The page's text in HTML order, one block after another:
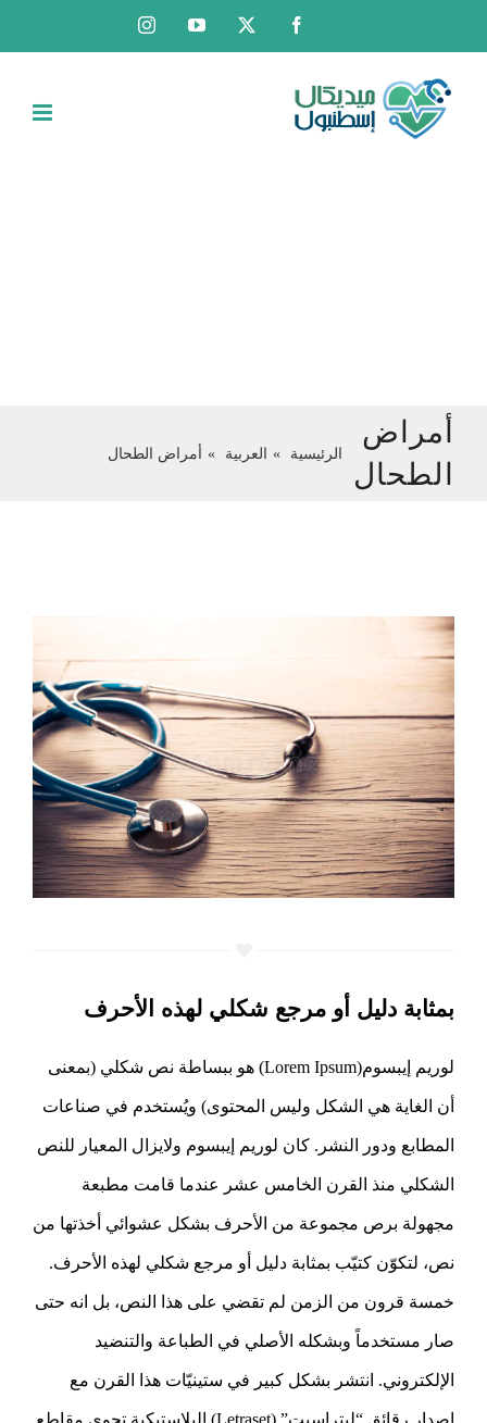
to
content
Facebook
X
YouTube
Instagram
أمراض
الطحال
الرئيسية العربية أمراض الطحال
بمثابة دليل أو مرجع شكلي لهذه الأحرف
لوريم إيبسوم(Lorem Ipsum) هو ببساطة نص شكلي (بمعنى
أن الغاية هي الشكل وليس المحتوى) ويُستخدم في صناعات
المطابع ودور النشر. كان لوريم إيبسوم ولايزال المعيار للنص
الشكلي منذ القرن الخامس عشر عندما قامت مطبعة
مجهولة برص مجموعة من الأحرف بشكل عشوائي أخذتها من
نص، لتكوّن كتيّب بمثابة دليل أو مرجع شكلي لهذه الأحرف.
خمسة قرون من الزمن لم تقضي على هذا النص، بل انه حتى
صار مستخدماً وبشكله الأصلي في الطباعة والتنضيد
الإلكتروني. انتشر بشكل كبير في ستينيّات هذا القرن مع
إصدار رقائق “ليتراسيت” (Letraset) البلاستيكية تحوي مقاطع